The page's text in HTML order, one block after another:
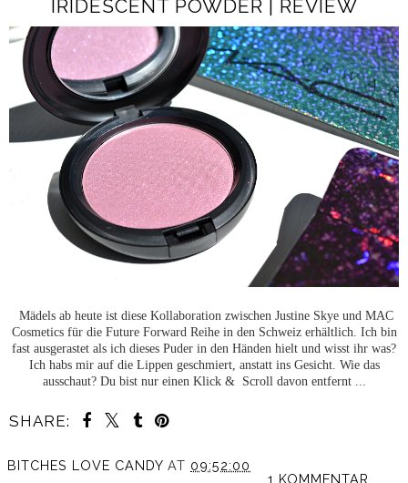
IRIDESCENT POWDER | REVIEW
Mädels ab heute ist diese Kollaboration zwischen Justine Skye und MAC
Cosmetics für die Future Forward Reihe in den Schweiz erhältlich. Ich bin
fast ausgerastet als ich dieses Puder in den Händen hielt und wisst ihr was?
Ich habs mir auf die Lippen geschmiert, anstatt ins Gesicht. Wie das
ausschaut? Du bist nur einen Klick & Scroll davon entfernt ...
SHARE:
BITCHES LOVE CANDY AT 09:52:00
1 KOMMENTAR